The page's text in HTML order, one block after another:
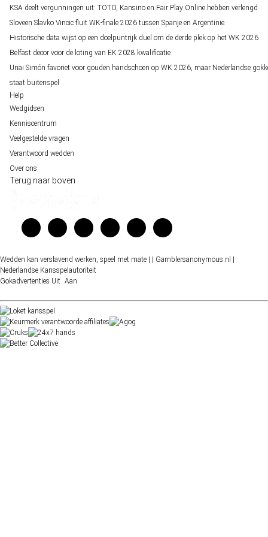
KSA deelt vergunningen uit: TOTO, Kansino en Fair Play Online hebben verlengd
Sloveen Slavko Vincic fluit WK-finale 2026 tussen Spanje en Argentinië
Historische data wijst op een doelpuntrijk duel om de derde plek op het WK 2026
Belfast decor voor de loting van EK 2028 kwalificatie
Unai Simón favoriet voor gouden handschoen op WK 2026, maar Nederlandse
staat buitenspel
Help
Wedgidsen
Kenniscentrum
Veelgestelde vragen
Verantwoord wedden
Over ons
Terug naar boven
Wedden kan verslavend werken, speel met mate | | Gamblersanonymous.nl |
Nederlandse Kansspelautoriteit
Gokadvertenties Uit Aan